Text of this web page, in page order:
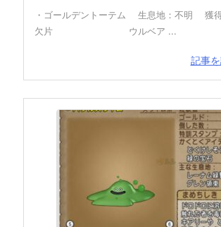
・ゴールデントーテム 生息地：不明 獲
欠片 ウルベア ...
記事